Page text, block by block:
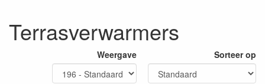
Terrasverwarmers
Weergave Sorteer op